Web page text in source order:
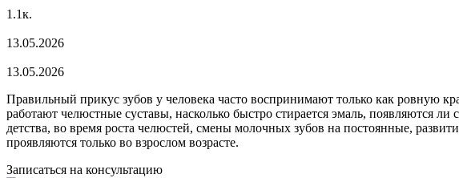
1.1к.
13.05.2026
13.05.2026
Правильный прикус зубов у человека часто воспринимают только как ровную
работают челюстные суставы, насколько быстро стирается эмаль, появляются
детства, во время роста челюстей, смены молочных зубов на постоянные,
проявляются только во взрослом возрасте.
Записаться на консультацию